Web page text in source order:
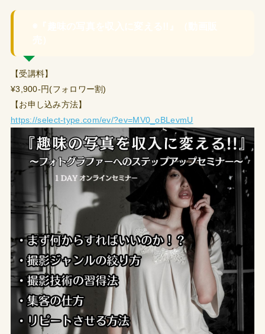
【受講料】
¥3,900-円(フォロワー割)
【お申し込み方法】
https://select-type.com/ev/?ev=MV0_oBLevmU